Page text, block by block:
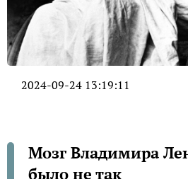
2024-09-24 13:19:11
Мозг Владимира
было не так